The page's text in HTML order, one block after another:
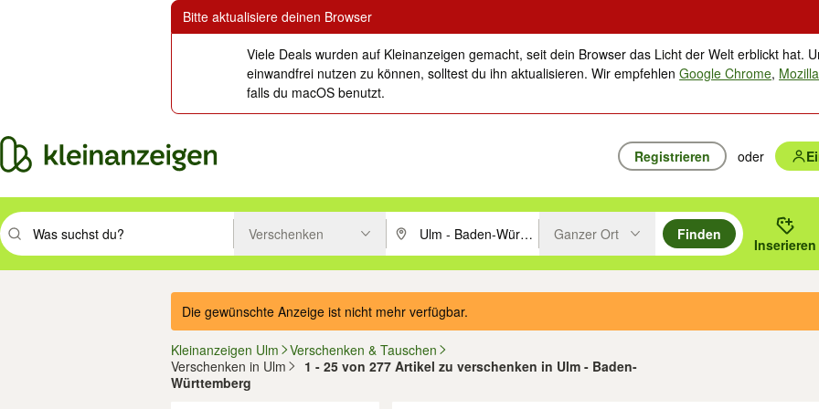
Bitte aktualisiere deinen Browser
Viele Deals wurden auf Kleinanzeigen gemacht, seit dein Browser das Licht der Welt erblickt hat.
einwandfrei nutzen zu können, solltest du ihn aktualisieren. Wir empfehlenGoogle Chrome,
falls du macOS benutzt.
Registrieren oder
Suchbegriff eingeben. Eingabetaste drücken um zu suchen, oder Vorschläge mit den Pfeiltasten nach oben/unten durchsuchen und mit
Verschenken PLZ oder Ort eingeben. Eingabetaste drücken um zu suchen, oder
Ganzer Ort
Finden
Inserieren
Die gewünschte Anzeige ist nicht mehr verfügbar.
Kleinanzeigen Ulm
Verschenken & Tauschen
Verschenken in Ulm
1 - 25 von 277 Artikel zu verschenken in Ulm - Baden-
Württemberg